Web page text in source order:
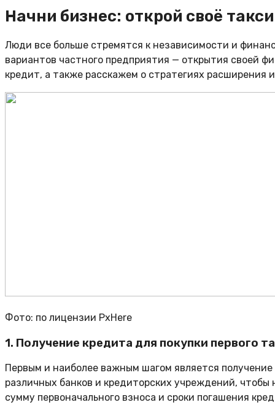
Начни бизнес: открой своё
Люди все больше стремятся к независимости и
вариантов частного предприятия — открытия своей
кредит, а также расскажем о стратегиях расширения
Фото: по лицензии PxHere
1. Получение кредита для покупки первого
Первым и наиболее важным шагом является
различных банков и кредиторских учреждений,
сумму первоначального взноса и сроки погашения